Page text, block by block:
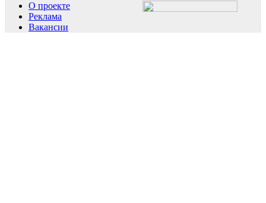
О проекте
Реклама
Вакансии